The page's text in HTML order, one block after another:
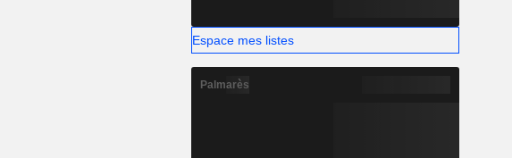
Espace mes listes
Palmarès